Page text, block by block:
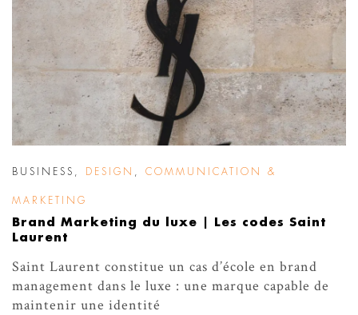
BUSINESS DESIGN COMMUNICATION &
MARKETING
Brand Marketing du luxe | Les codes Saint
Laurent
Saint Laurent constitue un cas d’école en brand
management dans le luxe : une marque capable de
maintenir une identité